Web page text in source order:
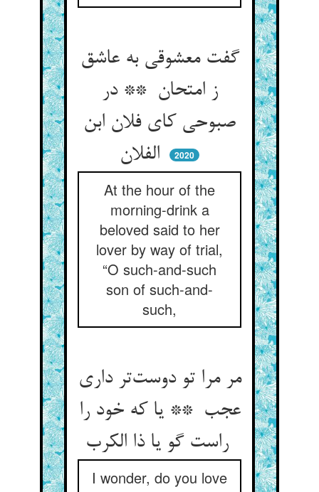
گفت معشوقی به عاشق
ز امتحان ** در
صبوحی کای فلان ابن
2020
At the hour of the
morning-drink a
beloved said to her
lover by way of trial,
“O such-and-such
son of such-and-
such,
مر مرا تو دوست‌تر داری
عجب ** یا که خود را
راست گو یا ذا الکرب
I wonder, do you love